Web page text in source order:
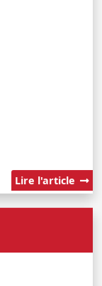
Lire l'article